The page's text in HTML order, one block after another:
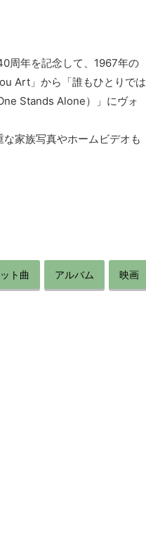
周年を記念して、1967年の
Art」から「誰もひとりでは
Stands Alone）」にヴォ
家族写真やホームビデオも
ト曲 アルバム 映画